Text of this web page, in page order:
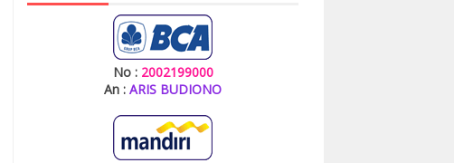
No : 2002199000
An : ARIS BUDIONO